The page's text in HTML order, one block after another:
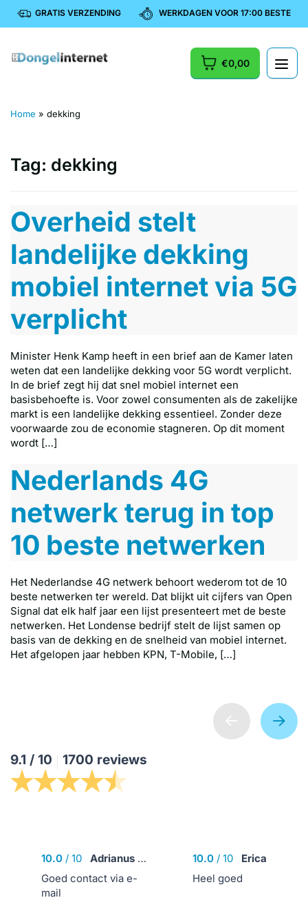
GRATIS VERZENDING WERKDAGEN VOOR 17:00 BESTELD,
€0,00
Home » dekking
Tag: dekking
Overheid stelt
landelijke dekking
mobiel internet via 5G
verplicht
Minister Henk Kamp heeft in een brief aan de Kamer laten
weten dat een landelijke dekking voor 5G wordt verplicht.
In de brief zegt hij dat snel mobiel internet een
basisbehoefte is. Voor zowel consumenten als de zakelijke
markt is een landelijke dekking essentieel. Zonder deze
voorwaarde zou de economie stagneren. Op dit moment
wordt […]
Nederlands 4G
netwerk terug in top
10 beste netwerken
Het Nederlandse 4G netwerk behoort wederom tot de 10
beste netwerken ter wereld. Dat blijkt uit cijfers van Open
Signal dat elk half jaar een lijst presenteert met de beste
netwerken. Het Londense bedrijf stelt de lijst samen op
basis van de dekking en de snelheid van mobiel internet.
Het afgelopen jaar hebben KPN, T-Mobile, […]
9.1 / 10 1700 reviews
10.0 / 10
Adrianus Philippi
Goed contact via e-
mail
10.0 / 10
Erica
Heel goed